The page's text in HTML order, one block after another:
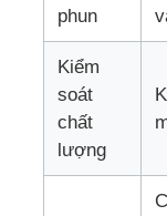
Khu vực phụ
Khuôn phụ
Khuôn phun ô tô
phun
Kiểm
soát
chất
lượng